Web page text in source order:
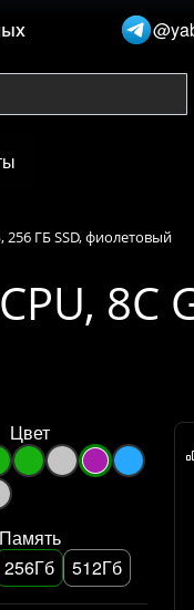
256 ГБ SSD, фиолетовый
8C
Цвет
Память
256Гб 512Гб